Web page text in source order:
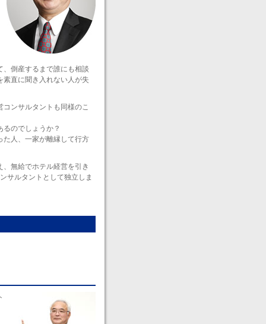
倒産するまで誰にも相談
直に聞き入れない人が失
ンサルタントも同様のこ
のでしょうか？
た人、一家が離縁して行方
無給でホテル経営を引き
サルタントとして独立しま